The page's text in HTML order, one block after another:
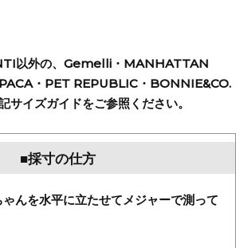
以外の、Gemelli・MANHATTAN
・PET REPUBLIC・BONNIE&CO.
サイズガイドをご参照ください。
■採寸の仕方
んを水平に立たせてメジャーで測って